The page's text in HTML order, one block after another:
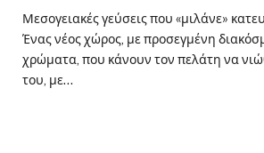
Μεσογειακές γεύσεις που «μιλάνε»
Ένας νέος χώρος, με προσεγμένη
χρώματα, που κάνουν τον πελάτη να
του, με…